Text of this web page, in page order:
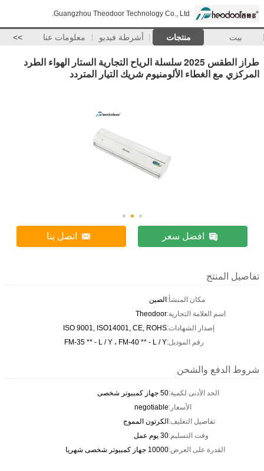
Guangzhou Theodoor Technology Co., Ltd.
بيت منتجات أشرطة فيديو معلومات عنا >>
طراز الطقس 2025 سلسلة الرياح التجارية الستار الهواء الطرد
المركزي مع الغطاء الألومنيوم شريك التيار المتردد
افضل سعر اتصل بنا
تفاصيل المنتج
مكان المنشأ:الصين
اسم العلامة التجارية:Theodoor
إصدار الشهادات:ISO 9001, ISO14001, CE, ROHS
رقم الموديل:FM-35 ** - L / Y ، FM-40 ** - L / Y
شروط الدفع والشحن
الحد الأدنى لكمية:50 جهاز كمبيوتر شخصى
الأسعار:negotiable
تفاصيل التغليف:الكرتون المموج
وقت التسليم:30 يوم عمل
القدرة على العرض:10000 جهاز كمبيوتر شخصى شهريا